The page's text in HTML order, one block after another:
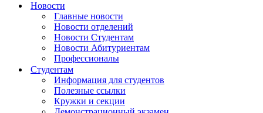
Новости
Главные новости
Новости отделений
Новости Студентам
Новости Абитуриентам
Профессионалы
Студентам
Информация для студентов
Полезные ссылки
Кружки и секции